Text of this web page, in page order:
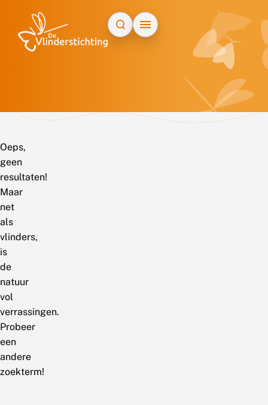
Oeps,
geen
resultaten!
Maar
net
als
vlinders,
is
de
natuur
vol
verrassingen.
Probeer
een
andere
zoekterm!